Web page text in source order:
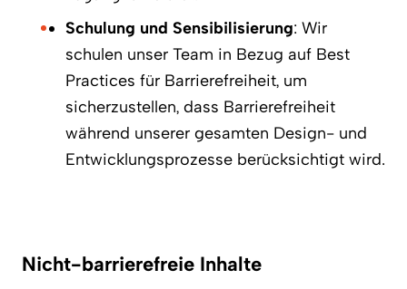
Schulung und Sensibilisierung: Wir
schulen unser Team in Bezug auf Best
Practices für Barrierefreiheit, um
sicherzustellen, dass Barrierefreiheit
während unserer gesamten Design- und
Entwicklungsprozesse berücksichtigt wird.
Nicht-barrierefreie Inhalte